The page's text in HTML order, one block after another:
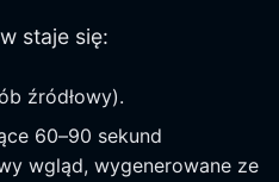
staje się:
źródłowy).
60–90 sekund
wgląd, wygenerowane ze